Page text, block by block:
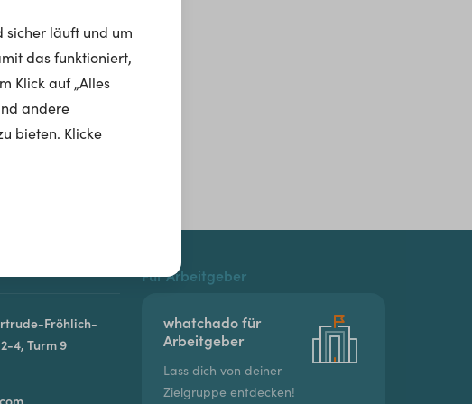
Fröhlich-
4, Turm 9
Für Arbeitgeber
whatchado für
Arbeitgeber
Lass dich von deiner
Zielgruppe entdecken!
sicher läuft und um
das funktioniert,
Klick auf „Alles
andere
bieten. Klicke